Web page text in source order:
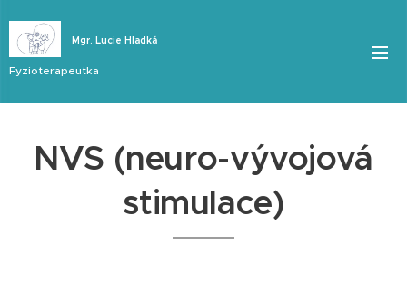
Mgr. Lucie Hladká
Fyzioterapeutka
NVS (neuro-vývojová
stimulace)